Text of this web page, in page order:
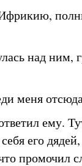
над ним,
меня
ему.
его
промочил